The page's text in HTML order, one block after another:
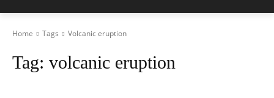
Home Tags Volcanic eruption
Tag: volcanic eruption